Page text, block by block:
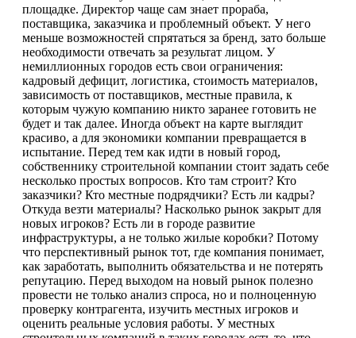
площадке. Директор чаще сам знает прораба,
поставщика, заказчика и проблемный объект. У него
меньше возможностей спрятаться за бренд, зато больше
необходимости отвечать за результат лицом. У
немиллионных городов есть свои ограничения:
кадровый дефицит, логистика, стоимость материалов,
зависимость от поставщиков, местные правила, к
которым чужую компанию никто заранее готовить не
будет и так далее. Иногда объект на карте выглядит
красиво, а для экономики компании превращается в
испытание. Перед тем как идти в новый город,
собственнику строительной компании стоит задать себе
несколько простых вопросов. Кто там строит? Кто
заказчики? Кто местные подрядчики? Есть ли кадры?
Откуда везти материалы? Насколько рынок закрыт для
новых игроков? Есть ли в городе развитие
инфраструктуры, а не только жилые коробки? Потому
что перспективный рынок тот, где компания понимает,
как заработать, выполнить обязательства и не потерять
репутацию. Перед выходом на новый рынок полезно
провести не только анализ спроса, но и полноценную
проверку контрагента, изучить местных игроков и
оценить реальные условия работы. У местных